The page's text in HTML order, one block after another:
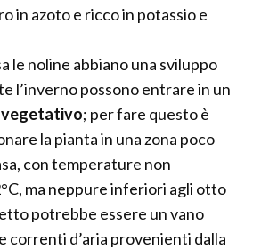
in azoto e ricco in potassio e
le noline abbiano una sviluppo
l’inverno possono entrare in un
; per fare questo è
la pianta in una zona poco
con temperature non
ma neppure inferiori agli otto
potrebbe essere un vano
correnti d’aria provenienti dalla